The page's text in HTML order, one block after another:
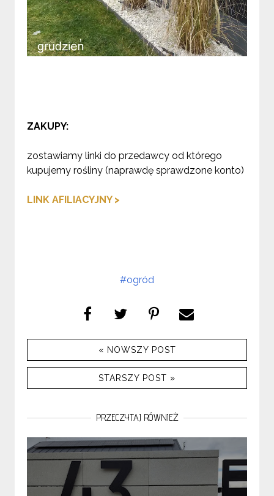
ZAKUPY:
zostawiamy linki do przedawcy od którego
kupujemy rośliny (naprawdę sprawdzone konto)
LINK AFILIACYJNY >
#ogród
« NOWSZY POST
STARSZY POST »
PRZECZYTAJ RÓWNIEŻ